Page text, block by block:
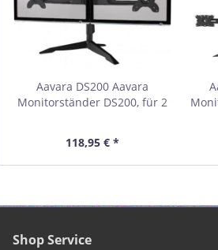
Aavara DS200 Aavara
Monitorständer DS200, für 2
Standfuß, schwarz
118,95 € *
Shop Service